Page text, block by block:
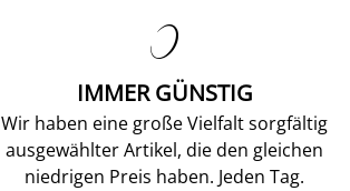

IMMER GÜNSTIG
Wir haben eine große Vielfalt sorgfältig
ausgewählter Artikel, die den gleichen
niedrigen Preis haben. Jeden Tag.